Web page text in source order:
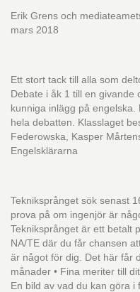
Erik Grens och
mars 2018
Ett stort tack till alla som
Debate i åk 1 till en givande
kunniga inlägg på
hela debatten. Klasslaget
Federowska, Kasper
Engelsklärarna
Tekniksprånget sök senast
prova på om ingenjör är
Tekniksprånget är ett betalt
NA/TE där du får chansen
är något för dig. Det här får
månader • Fina meriter till
En bild av vad du kan göra i